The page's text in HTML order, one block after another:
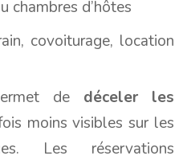
chambres d’hôtes
covoiturage, location
de déceler les
moins visibles sur les
Les réservations